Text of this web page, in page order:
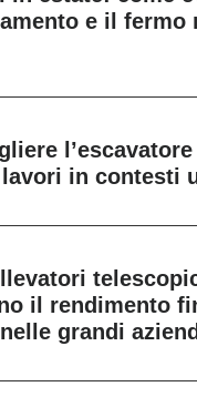
e il fermo
in contesti
il rendimento
grandi